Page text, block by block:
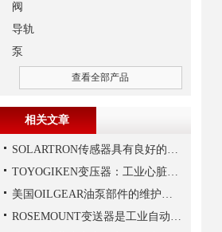
阀
导轨
泵
查看全部产品
相关文章
SOLARTRON传感器具有良好的稳定性和反应速度
TOYOGIKEN变压器：工业心脏的“隐形守护者”
美国OILGEAR油泵部件的维护和修理
ROSEMOUNT变送器是工业自动化领域中的重要组成部分